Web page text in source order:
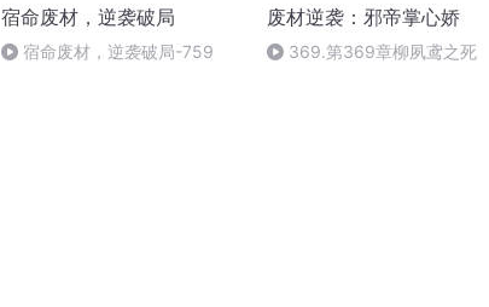
宿命废材，逆袭破局
宿命废材，逆袭破局-759
废材逆袭：邪帝掌心娇
369.第369章柳夙鸢之死